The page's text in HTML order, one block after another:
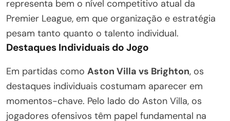
representa bem o nível competitivo atual da
Premier League, em que organização e estratégia
pesam tanto quanto o talento individual.
Destaques Individuais do Jogo
Em partidas como Aston Villa vs Brighton, os
destaques individuais costumam aparecer em
momentos-chave. Pelo lado do Aston Villa, os
jogadores ofensivos têm papel fundamental na